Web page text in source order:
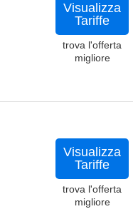
Visualizza
Tariffe
trova l'offerta
migliore
Visualizza
Tariffe
trova l'offerta
migliore